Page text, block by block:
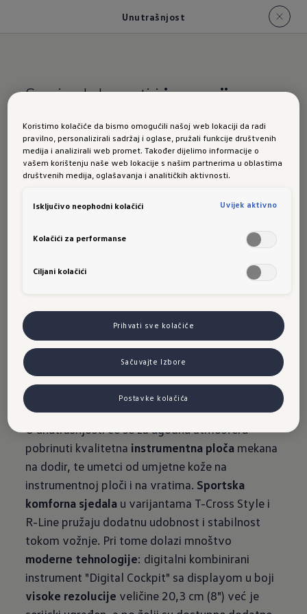
Unutrašnjost
Spoj udobnosti iinovacije
Unutrašn
jost
novog T-
Crossa
U unutrašnjosti će se za ugodnu atmosferu
pobrinuti kvalitetna instrumentna ploča mekana
na dodir, te umetci od umjetne kože na
instrumentnoj ploči i na vratima. Sportska
komforna sjedala u varijantama T-Cross Style i
R-Line pružaju dodatnu udobnost i stabilnost
tokom vožnje. Pri tome dolazi mnoštvo
moderne tehnologije: digitalni kombinirani
instrument "Digital Cockpit" sa displayom u boji
visoke rezolucije veličine 20,3 cm (8") već je
Koristimo kolačiće da bismo omogućili našoj web lokaciji da radi
pravilno, personalizirali sadržaj i oglase, pružali funkcije društvenih
medija i analizirali web promet. Također dijelimo informacije o
vašem korištenju naše web lokacije s našim partnerima u oblastima
društvenih medija, oglašavanja i analitičkih aktivnosti.
Isključivo neophodni kolačići Uvijek aktivno
Kolačići za performanse
Ciljani kolačići
Prihvati sve kolačiće
Sačuvajte Izbore
Postavke kolačića